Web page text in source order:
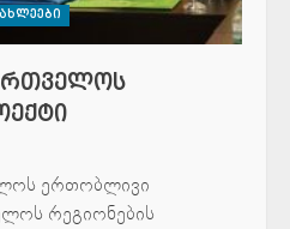
ერთობლივი
რეგიონების